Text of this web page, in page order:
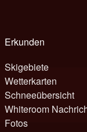
Erkunden
Skigebiete
Wetterkarten
Schneeübersicht
Whiteroom
Fotos